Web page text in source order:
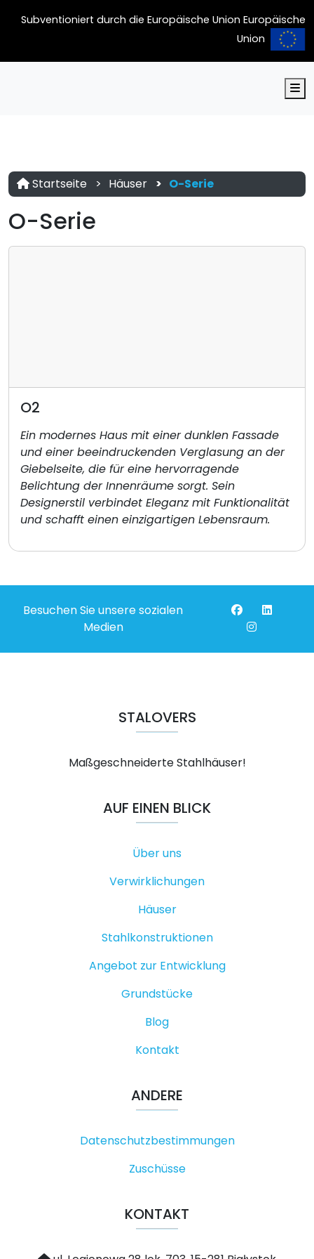
Subventioniert durch die Europäische Union Europäische
Union
Startseite Häuser O-Serie
O-Serie
O2
Ein modernes Haus mit einer dunklen Fassade
und einer beeindruckenden Verglasung an der
Giebelseite, die für eine hervorragende
Belichtung der Innenräume sorgt. Sein
Designerstil verbindet Eleganz mit Funktionalität
und schafft einen einzigartigen Lebensraum.
Besuchen Sie unsere sozialen
Medien
STALOVERS
Maßgeschneiderte Stahlhäuser!
AUF EINEN BLICK
Über uns
Verwirklichungen
Häuser
Stahlkonstruktionen
Angebot zur Entwicklung
Grundstücke
Blog
Kontakt
ANDERE
Datenschutzbestimmungen
Zuschüsse
KONTAKT